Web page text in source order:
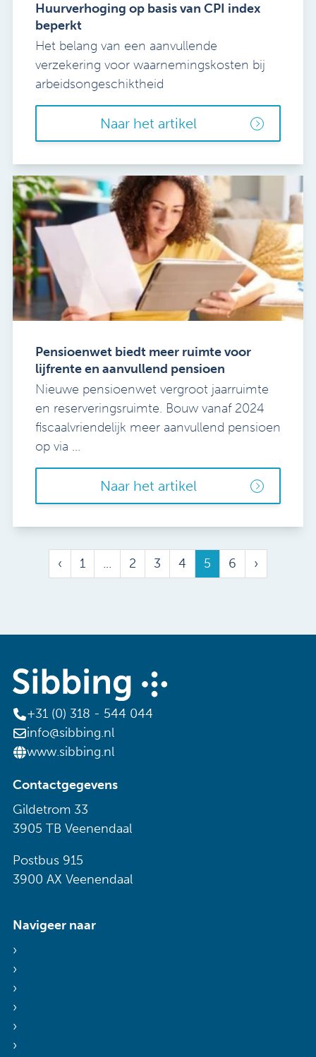
Huurverhoging op basis van CPI index
beperkt
Het belang van een aanvullende
verzekering voor waarnemingskosten bij
arbeidsongeschiktheid
Naar het artikel
Pensioenwet biedt meer ruimte voor
lijfrente en aanvullend pensioen
Nieuwe pensioenwet vergroot jaarruimte
en reserveringsruimte. Bouw vanaf 2024
fiscaalvriendelijk meer aanvullend pensioen
op via ...
Naar het artikel
‹ 1 ... 2 3 4 5 6 ›
+31 (0) 318 - 544 044
info@sibbing.nl
www.sibbing.nl
Contactgegevens
Gildetrom 33
3905 TB Veenendaal
Postbus 915
3900 AX Veenendaal
Navigeer naar